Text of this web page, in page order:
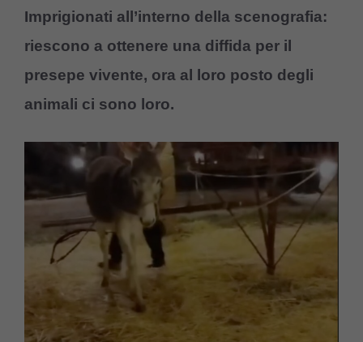
Imprigionati all’interno della scenografia:
riescono a ottenere una diffida per il
presepe vivente, ora al loro posto degli
animali ci sono loro.